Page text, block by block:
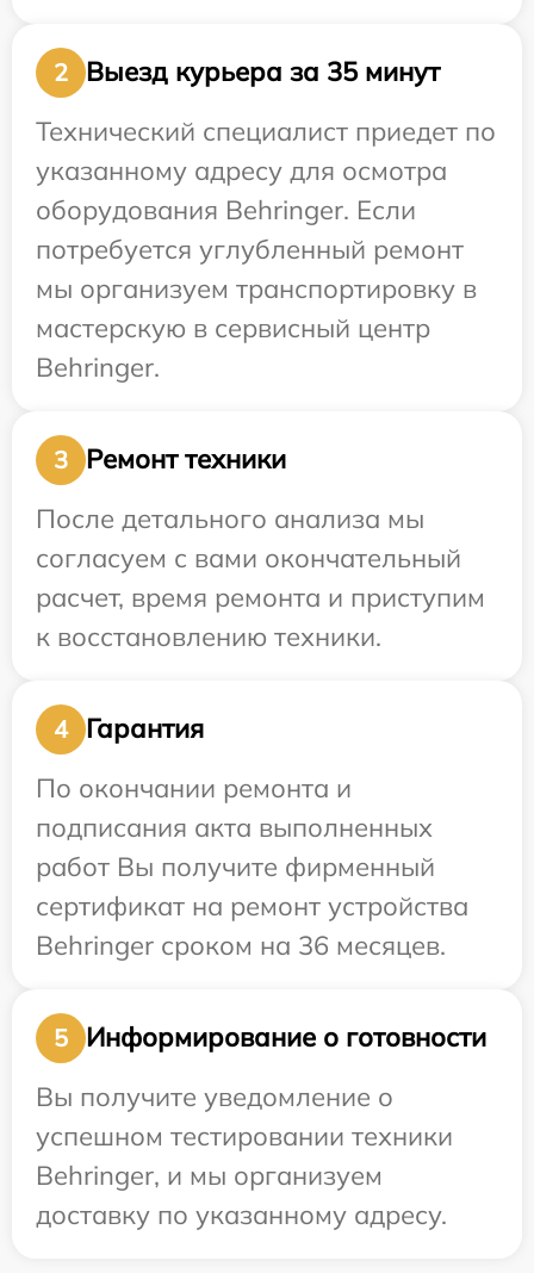
2
Выезд курьера за 35 минут
Технический специалист приедет по
указанному адресу для осмотра
оборудования Behringer. Если
потребуется углубленный ремонт
мы организуем транспортировку в
мастерскую в сервисный центр
Behringer.
3
Ремонт техники
После детального анализа мы
согласуем с вами окончательный
расчет, время ремонта и приступим
к восстановлению техники.
4
Гарантия
По окончании ремонта и
подписания акта выполненных
работ Вы получите фирменный
сертификат на ремонт устройства
Behringer сроком на 36 месяцев.
5
Информирование о готовности
Вы получите уведомление о
успешном тестировании техники
Behringer, и мы организуем
доставку по указанному адресу.